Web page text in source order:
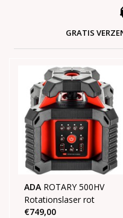
GRATIS
ADA ROTARY 500HV
Rotationslaser rot
€749,00